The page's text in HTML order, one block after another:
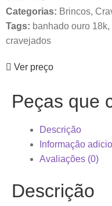
Categorias: Brincos,
Tags: banhado ouro 18k,
cravejados
Ver preço
Peças que
Descrição
Informação
Avaliações (0)
Descrição